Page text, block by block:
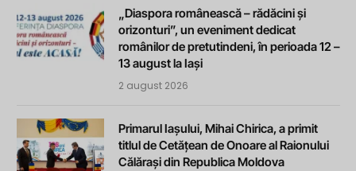
„Diaspora românească – rădăcini și
orizonturi”, un eveniment dedicat
românilor de pretutindeni, în perioada 12 –
13 august la Iași
2 august 2026
Primarul Iașului, Mihai Chirica, a primit
titlul de Cetățean de Onoare al Raionului
Călărași din Republica Moldova